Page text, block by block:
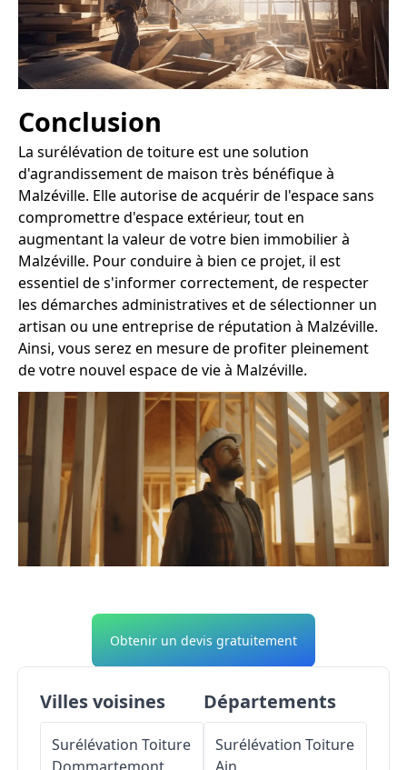
Conclusion
La surélévation de toiture est une solution
d'agrandissement de maison très bénéfique à
Malzéville. Elle autorise de acquérir de l'espace sans
compromettre d'espace extérieur, tout en
augmentant la valeur de votre bien immobilier à
Malzéville. Pour conduire à bien ce projet, il est
essentiel de s'informer correctement, de respecter
les démarches administratives et de sélectionner un
artisan ou une entreprise de réputation à Malzéville.
Ainsi, vous serez en mesure de profiter pleinement
de votre nouvel espace de vie à Malzéville.
Obtenir un devis gratuitement
Villes voisines
Surélévation Toiture
Départements
Surélévation Toiture